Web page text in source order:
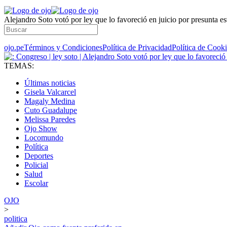
Alejandro Soto votó por ley que lo favoreció en juicio por presunta
ojo.peTérminos y CondicionesPolítica de PrivacidadPolítica de
TEMAS:
Últimas noticias
Gisela Valcarcel
Magaly Medina
Cuto Guadalupe
Melissa Paredes
Ojo Show
Locomundo
Política
Deportes
Policial
Salud
Escolar
OJO
>
politica